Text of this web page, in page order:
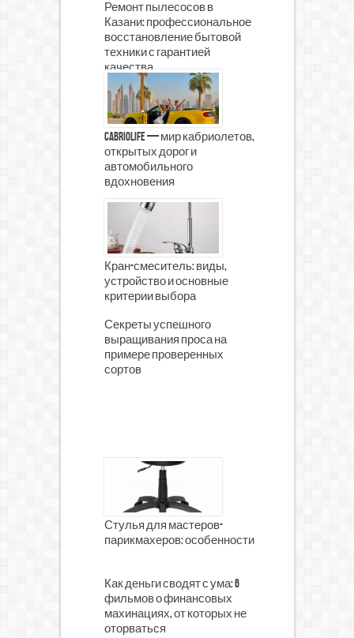
Ремонт пылесосов в
Казани: профессиональное
восстановление бытовой
техники с гарантией
качества
CabrioLife — мир кабриолетов,
открытых дорог и
автомобильного
вдохновения
Кран-смеситель: виды,
устройство и основные
критерии выбора
Секреты успешного
выращивания проса на
примере проверенных
сортов
Стулья для мастеров-
парикмахеров: особенности
Как деньги сводят с ума: 6
фильмов о финансовых
махинациях, от которых не
оторваться